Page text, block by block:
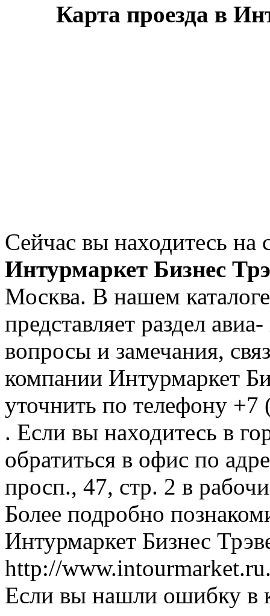
Карта проезда в
Сейчас вы находитесь на
Интурмаркет Бизнес
Москва. В нашем
представляет раздел
вопросы и замечания,
компании Интурмаркет
уточнить по телефону
. Если вы находитесь в
обратиться в офис по
просп., 47, стр. 2 в
Более подробно
Интурмаркет Бизнес
http://
Если вы нашли ошибку в